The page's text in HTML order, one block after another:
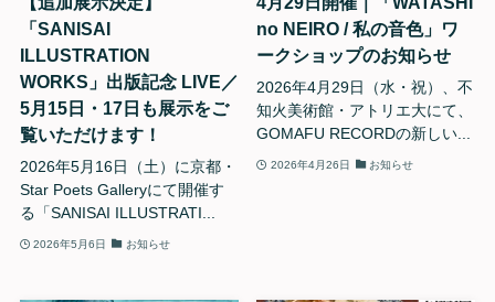
「SANISAI
ILLUSTRATION
WORKS」出版記念 LIVE／
5月15日・17日も展示をご
覧いただけます！
2026年5月16日（土）に京都・
Star Poets Galleryにて開催す
る「SANISAI ILLUSTRATI...
2026年5月6日 お知らせ
no NEIRO / 私の音色」ワ
ークショップのお知らせ
2026年4月29日（水・祝）、不
知火美術館・アトリエ大にて、
GOMAFU RECORDの新しい...
2026年4月26日 お知らせ